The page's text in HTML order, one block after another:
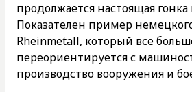
продолжается настоящая
Показателен пример
Rheinmetall, который все
переориентируется с
производство вооружения и